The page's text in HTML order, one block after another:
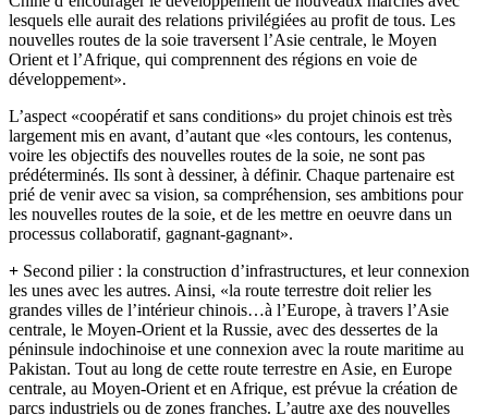
lesquels elle aurait des relations privilégiées au profit de tous. Les
nouvelles routes de la soie traversent l’Asie centrale, le Moyen
Orient et l’Afrique, qui comprennent des régions en voie de
développement».
L’aspect «coopératif et sans conditions» du projet chinois est très
largement mis en avant, d’autant que «les contours, les contenus,
voire les objectifs des nouvelles routes de la soie, ne sont pas
prédéterminés. Ils sont à dessiner, à définir. Chaque partenaire est
prié de venir avec sa vision, sa compréhension, ses ambitions pour
les nouvelles routes de la soie, et de les mettre en oeuvre dans un
processus collaboratif, gagnant-gagnant».
+ Second pilier : la construction d’infrastructures, et leur connexion
les unes avec les autres. Ainsi, «la route terrestre doit relier les
grandes villes de l’intérieur chinois…à l’Europe, à travers l’Asie
centrale, le Moyen-Orient et la Russie, avec des dessertes de la
péninsule indochinoise et une connexion avec la route maritime au
Pakistan. Tout au long de cette route terrestre en Asie, en Europe
centrale, au Moyen-Orient et en Afrique, est prévue la création de
parcs industriels ou de zones franches. L’autre axe des nouvelles